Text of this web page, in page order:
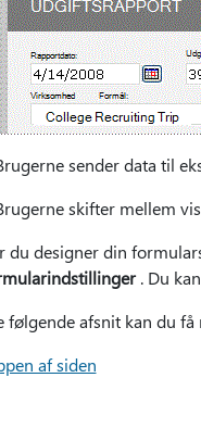
sender data til
skifter mellem
du designer din
. Du
følgende afsnit kan du
af siden